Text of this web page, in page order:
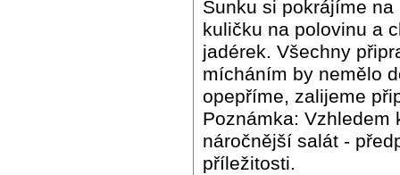
Šunku si pokrájíme
kuličku na polovinu a
jadérek. Všechny
mícháním by nemělo
opepříme, zalijeme
Poznámka: Vzhledem
náročnější salát -
příležitosti.